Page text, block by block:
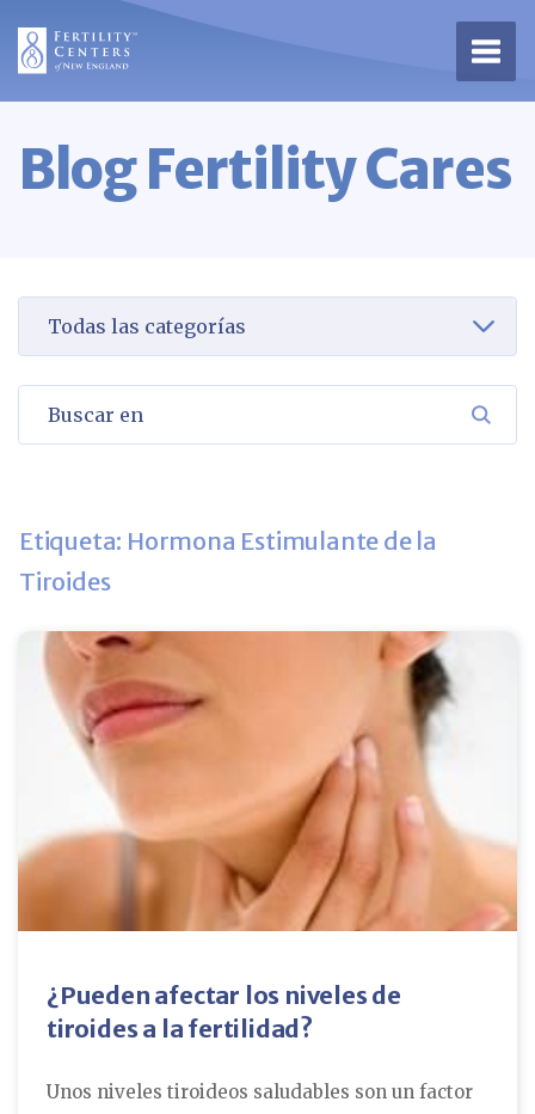
Abrir
Blog Fertility Cares
Etiqueta: Hormona Estimulante de la
Tiroides
¿Pueden afectar los niveles de
tiroides a la fertilidad?
Unos niveles tiroideos saludables son un factor